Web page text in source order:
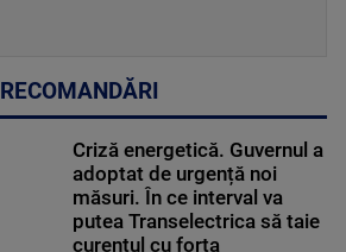
RECOMANDĂRI
Criză energetică. Guvernul a
adoptat de urgență noi
măsuri. În ce interval va
putea Transelectrica să taie
curentul cu forța